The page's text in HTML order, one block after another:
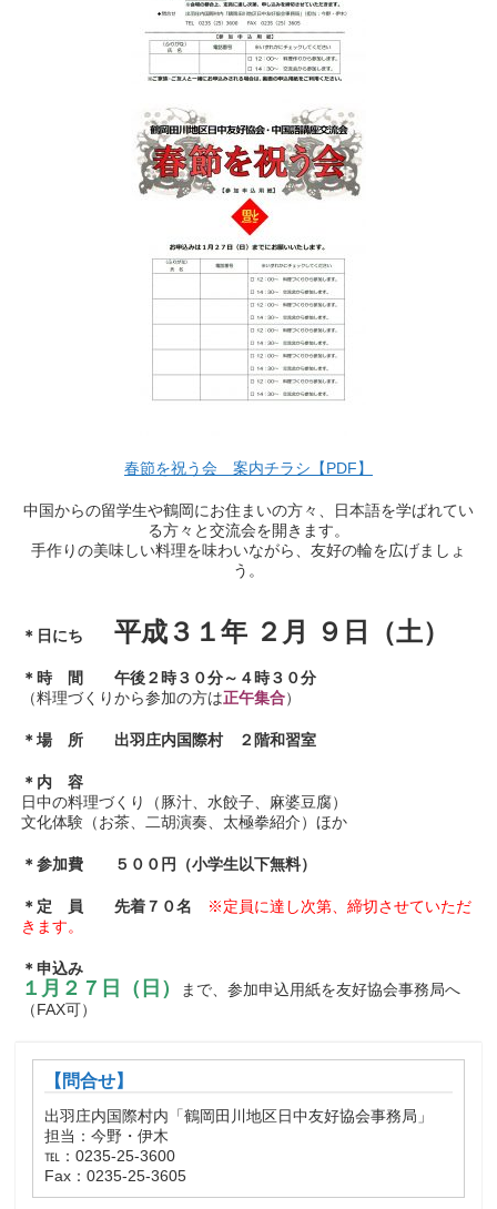
春節を祝う会 案内チラシ【PDF】
中国からの留学生や鶴岡にお住まいの方々、日本語を学ばれてい
る方々と交流会を開きます。
手作りの美味しい料理を味わいながら、友好の輪を広げましょ
う。
＊日にち平成３１年 ２月 ９日（土）
＊時 間 午後２時３０分～４時３０分
（料理づくりから参加の方は正午集合）
＊場 所 出羽庄内国際村 ２階和習室
＊内 容
日中の料理づくり（豚汁、水餃子、麻婆豆腐）
文化体験（お茶、二胡演奏、太極拳紹介）ほか
＊参加費 ５００円（小学生以下無料）
＊定 員 先着７０名 ※定員に達し次第、締切させていただ
きます。
＊申込み
１月２７日（日）
まで、参加申込用紙を友好協会事務局へ
（FAX可）
【問合せ】
出羽庄内国際村内「鶴岡田川地区日中友好協会事務局」
担当：今野・伊木
℡：0235-25-3600
Fax：0235-25-3605